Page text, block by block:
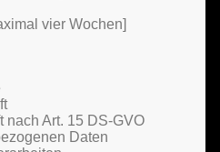
vier Wochen]
nach Art. 15 DS-GVO
Daten